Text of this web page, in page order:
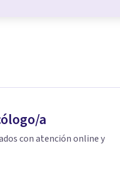
a
con atención online y